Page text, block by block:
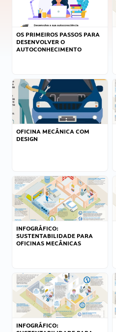
OS PRIMEIROS PASSOS PARA
DESENVOLVER O
AUTOCONHECIMENTO
OFICINA MECÂNICA COM
DESIGN
INFOGRÁFICO:
SUSTENTABILIDADE PARA
OFICINAS MECÂNICAS
INFOGRÁFICO: